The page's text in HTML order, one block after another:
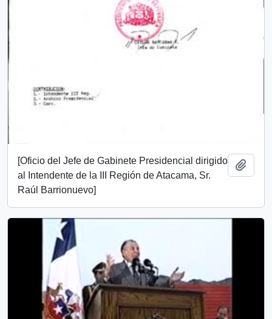
[Oficio del Jefe de Gabinete Presidencial dirigido
al Intendente de la III Región de Atacama, Sr.
Raúl Barrionuevo]